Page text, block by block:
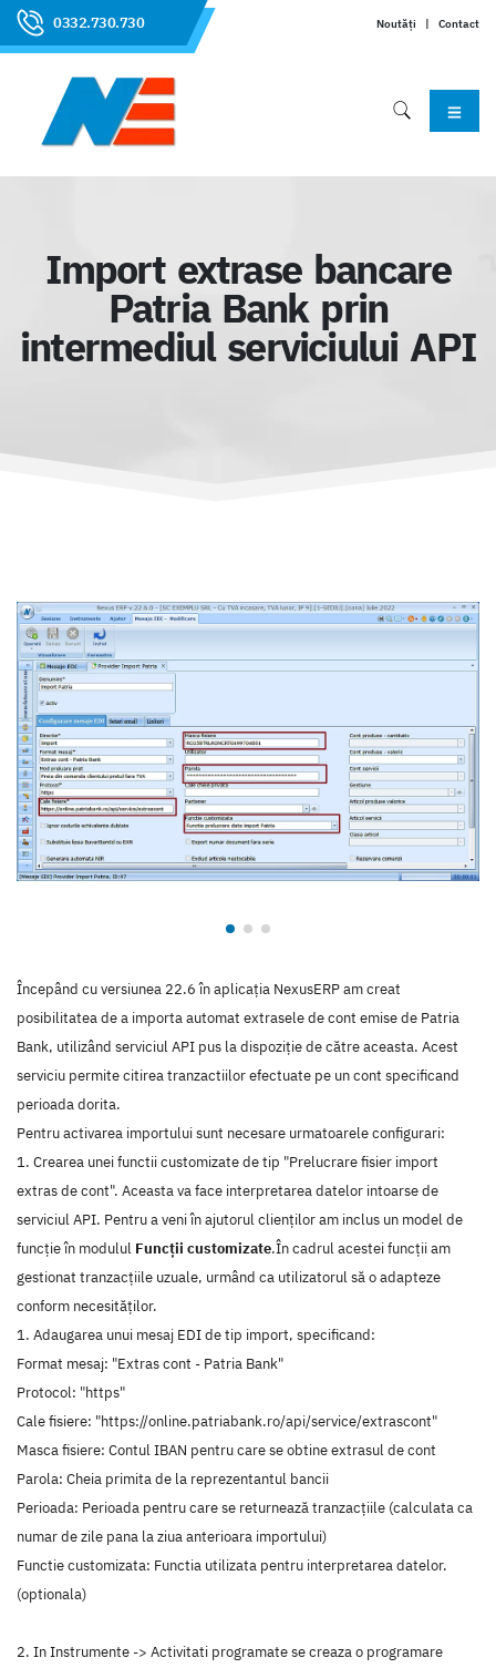
0332.730.730 Noutăți | Contact
Import extrase bancare
Patria Bank prin
intermediul serviciului API
Începând cu versiunea 22.6 în aplicația NexusERP am creat
posibilitatea de a importa automat extrasele de cont emise de Patria
Bank, utilizând serviciul API pus la dispoziție de către aceasta. Acest
serviciu permite citirea tranzactiilor efectuate pe un cont specificand
perioada dorita.
Pentru activarea importului sunt necesare urmatoarele configurari:
1. Crearea unei functii customizate de tip "Prelucrare fisier import
extras de cont". Aceasta va face interpretarea datelor intoarse de
serviciul API. Pentru a veni în ajutorul clienților am inclus un model de
funcție în modulul Funcții customizate.În cadrul acestei funcții am
gestionat tranzacțiile uzuale, urmând ca utilizatorul să o adapteze
conform necesităților.
1. Adaugarea unui mesaj EDI de tip import, specificand:
Format mesaj: "Extras cont - Patria Bank"
Protocol: "https"
Cale fisiere: "https://online.patriabank.ro/api/service/extrascont"
Masca fisiere: Contul IBAN pentru care se obtine extrasul de cont
Parola: Cheia primita de la reprezentantul bancii
Perioada: Perioada pentru care se returnează tranzacțiile (calculata ca
numar de zile pana la ziua anterioara importului)
Functie customizata: Functia utilizata pentru interpretarea datelor.
(optionala)
2. In Instrumente -> Activitati programate se creaza o programare